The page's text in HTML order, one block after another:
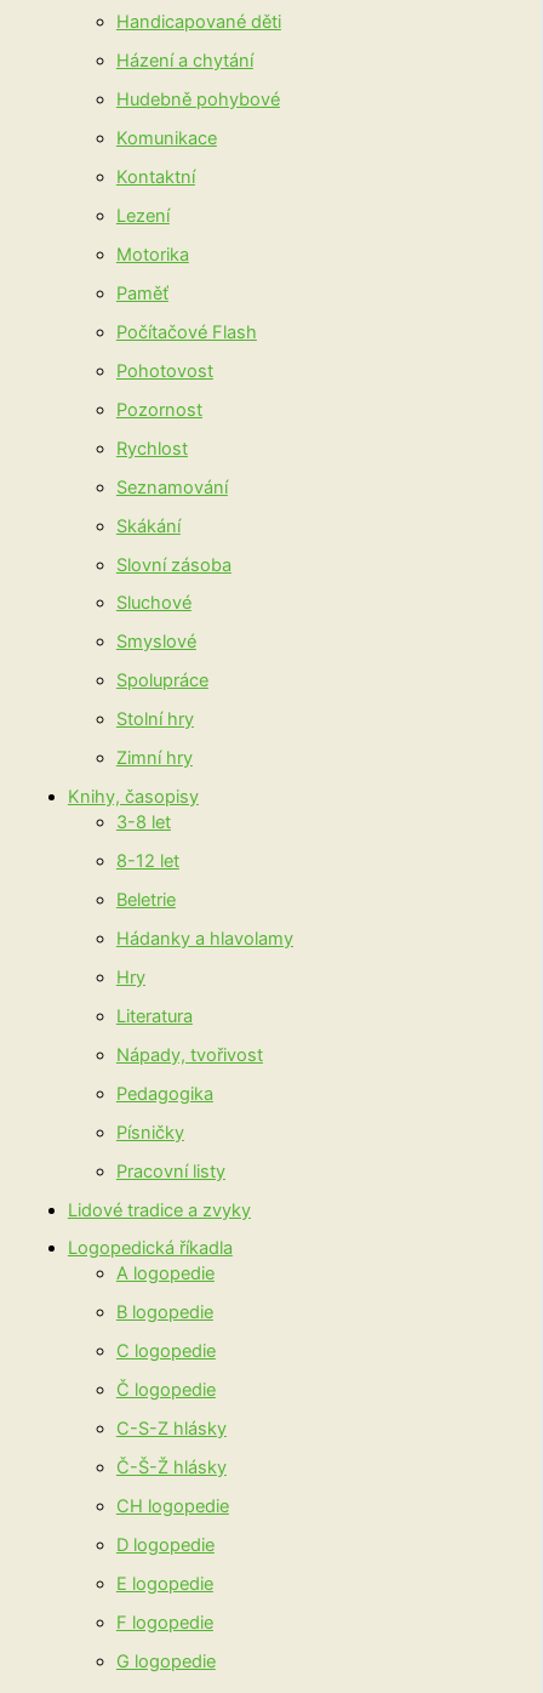
Handicapované děti
Házení a chytání
Hudebně pohybové
Komunikace
Kontaktní
Lezení
Motorika
Paměť
Počítačové Flash
Pohotovost
Pozornost
Rychlost
Seznamování
Skákání
Slovní zásoba
Sluchové
Smyslové
Spolupráce
Stolní hry
Zimní hry
Knihy, časopisy
3-8 let
8-12 let
Beletrie
Hádanky a hlavolamy
Hry
Literatura
Nápady, tvořivost
Pedagogika
Písničky
Pracovní listy
Lidové tradice a zvyky
Logopedická říkadla
A logopedie
B logopedie
C logopedie
Č logopedie
C-S-Z hlásky
Č-Š-Ž hlásky
CH logopedie
D logopedie
E logopedie
F logopedie
G logopedie